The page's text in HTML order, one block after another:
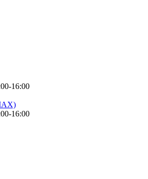
16:00
16:00